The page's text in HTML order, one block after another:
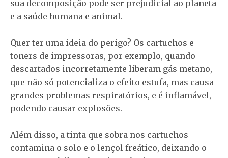
sua decomposição pode ser prejudicial ao planeta
e a saúde humana e animal.
Quer ter uma ideia do perigo? Os cartuchos e
toners de impressoras, por exemplo, quando
descartados incorretamente liberam gás metano,
que não só potencializa o efeito estufa, mas causa
grandes problemas respiratórios, e é inflamável,
podendo causar explosões.
Além disso, a tinta que sobra nos cartuchos
contamina o solo e o lençol freático, deixando o